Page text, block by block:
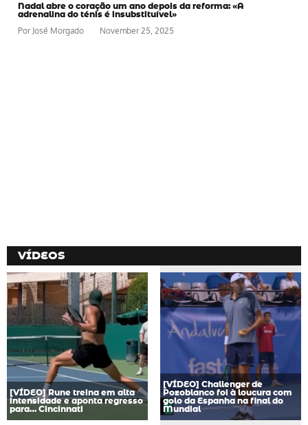
Nadal abre o coração um ano depois da reforma: «A
adrenalina do ténis é insubstituível»
PorJosé Morgado November 25, 2025
VÍDEOS
[VÍDEO] Rune treina em alta
intensidade e aponta regresso
para… Cincinnati
[VÍDEO] Challenger de
Pozoblanco foi à loucura com
golo da Espanha na final do
Mundial